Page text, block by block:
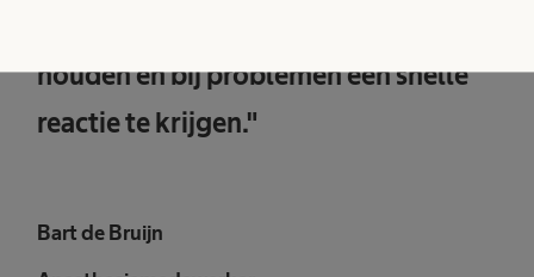
houden en bij problemen een snelle
reactie te krijgen."
Bart de Bruijn